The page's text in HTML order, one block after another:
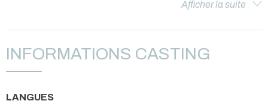
Code de parrainage : 516667
Afficher la suite
INFORMATIONS CASTING
LANGUES